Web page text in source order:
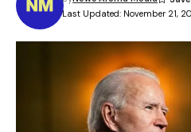
Last Updated: November 21,